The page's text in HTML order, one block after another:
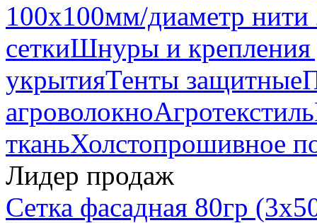
100х100мм/диаметр
сеткиШнуры и крепления
укрытияТенты защитные
агроволокноАгротекстиль
тканьХолстопрошивное
Лидер продаж
Сетка фасадная 80гр